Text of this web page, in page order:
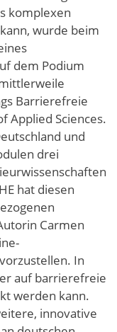
komplexen
wurde beim
dem Podium
Barrierefreie
Applied Sciences.
und
drei
hat diesen
Carmen
In
auf barrierefreie
werden kann.
innovative